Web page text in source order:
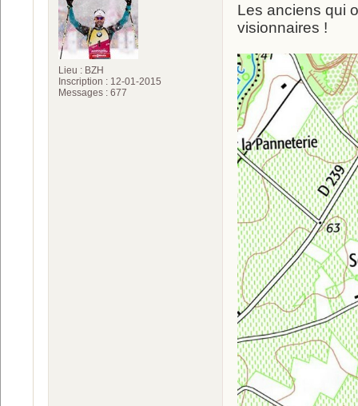
Lieu : BZH
Inscription : 12-01-2015
Messages : 677
Les anciens qui
visionnaires !